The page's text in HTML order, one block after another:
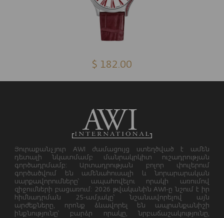
$ 182.00
Յուրաքանչյուր AWI ժամացույց ստեղծված է ամեն
դետալի նկատմամբ մանրակրկիտ ուշադրության
գործադրմամբ: Արտադրության բոլոր փուլերում
գործածվում են ամենահուսալի և նորարարական
սարքավորումները՝ ապահովելու որակի առումով
զիջումների բացառում: 2026 թվականին AWI-ը նշում է իր
հիմնադրման 25-ամյակը՝ նշանավորելով այն
արժեքները, որոնք ձևավորել են ապրանքանիշի
ինքնությունը՝ բարձր որակը, նրբաճաշակությունը,